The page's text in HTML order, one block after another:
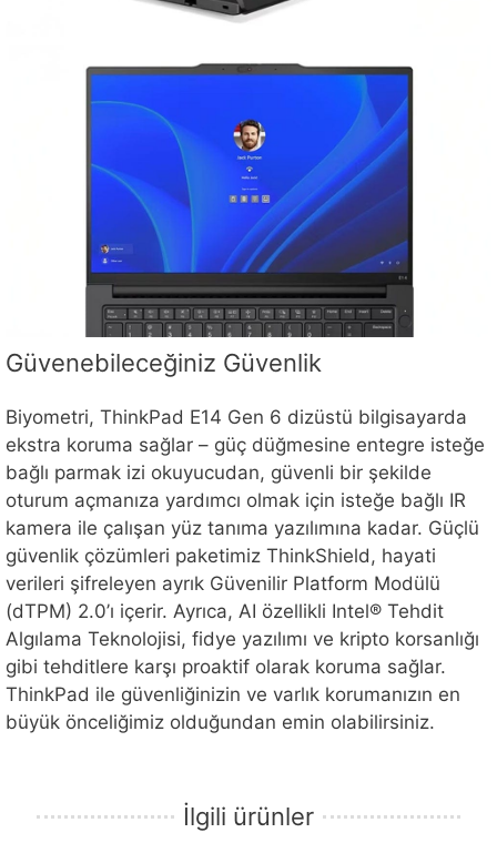
Güvenebileceğiniz Güvenlik
Biyometri, ThinkPad E14 Gen 6 dizüstü bilgisayarda
ekstra koruma sağlar – güç düğmesine entegre isteğe
bağlı parmak izi okuyucudan, güvenli bir şekilde
oturum açmanıza yardımcı olmak için isteğe bağlı IR
kamera ile çalışan yüz tanıma yazılımına kadar. Güçlü
güvenlik çözümleri paketimiz ThinkShield, hayati
verileri şifreleyen ayrık Güvenilir Platform Modülü
(dTPM) 2.0’ı içerir. Ayrıca, AI özellikli Intel® Tehdit
Algılama Teknolojisi, fidye yazılımı ve kripto korsanlığı
gibi tehditlere karşı proaktif olarak koruma sağlar.
ThinkPad ile güvenliğinizin ve varlık korumanızın en
büyük önceliğimiz olduğundan emin olabilirsiniz.
İlgili ürünler